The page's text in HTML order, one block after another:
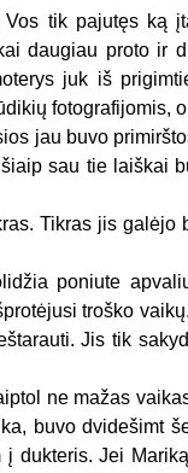
tik pajutęs ką
daugiau proto ir
juk iš
fotografijomis,
jau buvo
sau tie laiškai
Tikras jis galėjo
poniute
troško
Jis tik
ne mažas
buvo dvidešimt
dukteris. Jei